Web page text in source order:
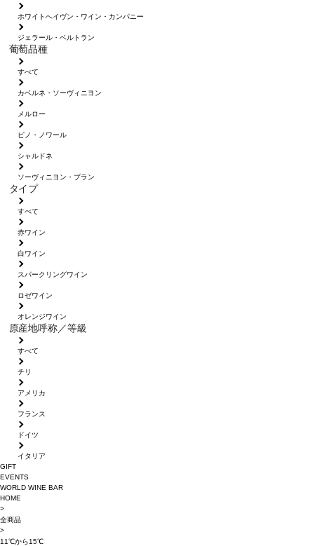
ホワイトへイヴン・ワイン・カンパニー
ジェラール・ベルトラン
葡萄品種
すべて
カベルネ・ソーヴィニヨン
メルロー
ピノ・ノワール
シャルドネ
ソーヴィニヨン・ブラン
タイプ
すべて
赤ワイン
白ワイン
スパークリングワイン
ロゼワイン
オレンジワイン
原産地呼称／等級
すべて
チリ
アメリカ
フランス
ドイツ
イタリア
GIFT
EVENTS
WORLD WINE BAR
HOME
>
全商品
>
11℃から15℃